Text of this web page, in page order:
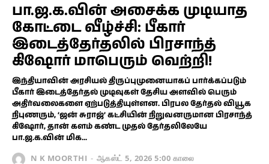
பா.ஜ.க.வின் அசைக்க முடியாத
கோட்டை வீழ்ச்சி: பீகார்
இடைத்தேர்தலில் பிரசாந்த்
கிஷோர் மாபெரும் வெற்றி!
இந்தியாவின் அரசியல் திருப்புமுனையாகப் பார்க்கப்படும்
பீகார் இடைத்தேர்தல் முடிவுகள் தேசிய அளவில் பெரும்
அதிர்வலைகளை ஏற்படுத்தியுள்ளன. பிரபல தேர்தல் வியூக
நிபுணரும், ‘ஜன் சுராஜ்’ கட்சியின் நிறுவனருமான பிரசாந்த்
கிஷோர், தான் களம் கண்ட முதல் தேர்தலிலேயே
பா.ஜ.க.வின் மிக...
N K MOORTHI - ஆகஸ்ட் 5, 2026 5:00 காலை